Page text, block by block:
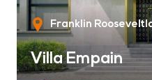
Franklin
Villa Empain